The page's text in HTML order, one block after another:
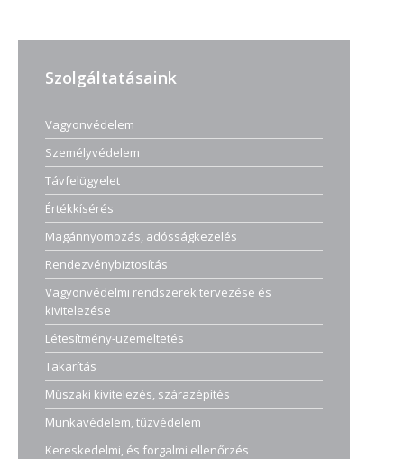
Szolgáltatásaink
Vagyonvédelem
Személyvédelem
Távfelügyelet
Értékkísérés
Magánnyomozás, adósságkezelés
Rendezvénybiztosítás
Vagyonvédelmi rendszerek tervezése és
kivitelezése
Létesítmény-üzemeltetés
Takarítás
Műszaki kivitelezés, szárazépítés
Munkavédelem, tűzvédelem
Kereskedelmi, és forgalmi ellenőrzés